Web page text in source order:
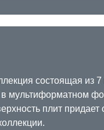
состоящая из 7
мультиформатном
плит придает